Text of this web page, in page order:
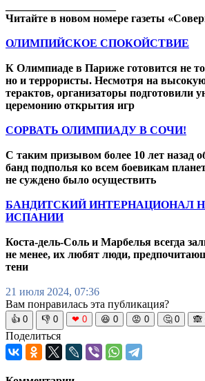
Читайте в новом номере газеты
ОЛИМПИЙСКОЕ СПОКОЙСТВИЕ
К Олимпиаде в Париже готовится не
но и террористы. Несмотря на
терактов, организаторы подготовили
церемонию открытия игр
СОРВАТЬ ОЛИМПИАДУ В СОЧИ!
С таким призывом более 10 лет назад
банд подполья ко всем боевикам
не суждено было осуществить
БАНДИТСКИЙ ИНТЕРНАЦИОНАЛ
ИСПАНИИ
Коста-дель-Соль и Марбелья всегда
не менее, их любят люди,
тени
21 июля 2024, 07:36
Вам понравилась эта публикация?
👍 0 👎 0 ❤ 0 😆 0 😡 0 🤔 0 🙈
Поделиться